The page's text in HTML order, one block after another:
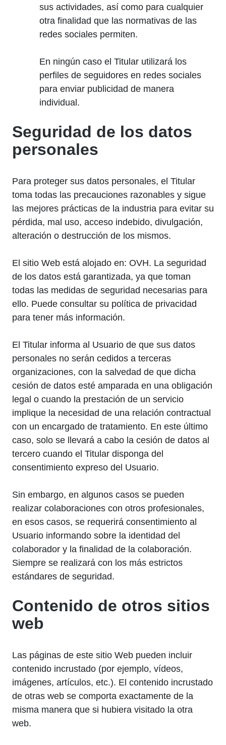
sus actividades, así como para cualquier
otra finalidad que las normativas de las
redes sociales permiten.
En ningún caso el Titular utilizará los
perfiles de seguidores en redes sociales
para enviar publicidad de manera
individual.
Seguridad de los datos
personales
Para proteger sus datos personales, el Titular
toma todas las precauciones razonables y sigue
las mejores prácticas de la industria para evitar su
pérdida, mal uso, acceso indebido, divulgación,
alteración o destrucción de los mismos.
El sitio Web está alojado en: OVH. La seguridad
de los datos está garantizada, ya que toman
todas las medidas de seguridad necesarias para
ello. Puede consultar su política de privacidad
para tener más información.
El Titular informa al Usuario de que sus datos
personales no serán cedidos a terceras
organizaciones, con la salvedad de que dicha
cesión de datos esté amparada en una obligación
legal o cuando la prestación de un servicio
implique la necesidad de una relación contractual
con un encargado de tratamiento. En este último
caso, solo se llevará a cabo la cesión de datos al
tercero cuando el Titular disponga del
consentimiento expreso del Usuario.
Sin embargo, en algunos casos se pueden
realizar colaboraciones con otros profesionales,
en esos casos, se requerirá consentimiento al
Usuario informando sobre la identidad del
colaborador y la finalidad de la colaboración.
Siempre se realizará con los más estrictos
estándares de seguridad.
Contenido de otros sitios
web
Las páginas de este sitio Web pueden incluir
contenido incrustado (por ejemplo, vídeos,
imágenes, artículos, etc.). El contenido incrustado
de otras web se comporta exactamente de la
misma manera que si hubiera visitado la otra
web.